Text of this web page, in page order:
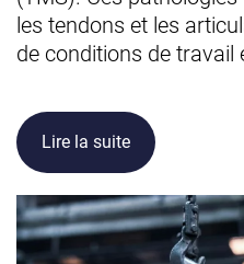
les tendons et les
de conditions de travail
Lire la suite